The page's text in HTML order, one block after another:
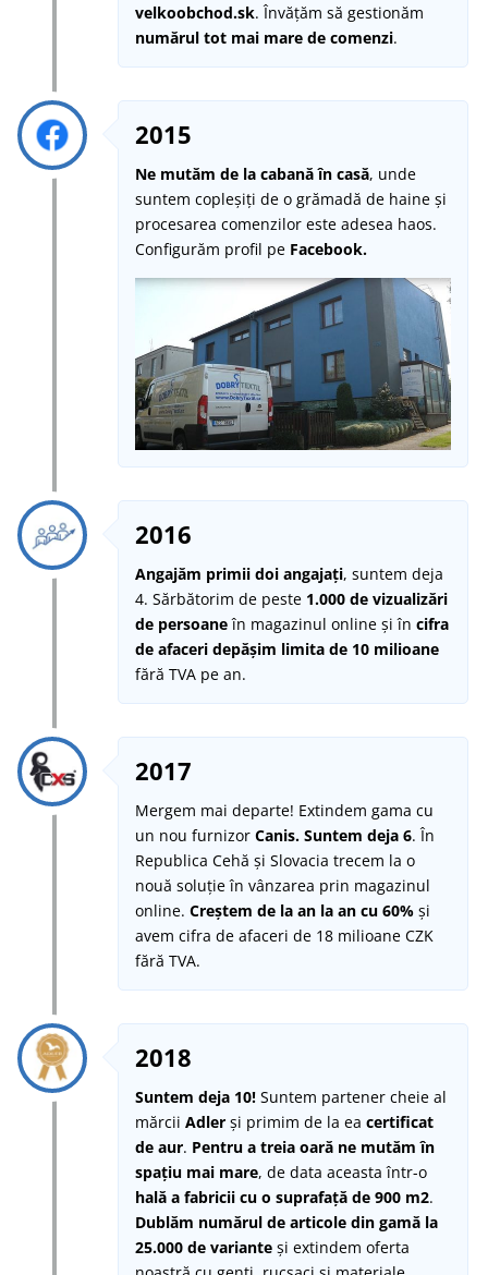
velkoobchod.sk. Învățăm să gestionăm
numărul tot mai mare de comenzi.
2015
Ne mutăm de la cabană în casă, unde
suntem copleșiți de o grămadă de haine și
procesarea comenzilor este adesea haos.
Configurăm profil pe Facebook.
2016
Angajăm primii doi angajați, suntem deja
4. Sărbătorim de peste 1.000 de vizualizări
de persoaneîn magazinul online și în cifra
de afaceri depășim limita de 10 milioane
fără TVA pe an.
2017
Mergem mai departe! Extindem gama cu
un nou furnizor Canis. Suntem deja 6. În
Republica Cehă și Slovacia trecem la o
nouă soluție în vânzarea prin magazinul
online. Creștem de la an la an cu 60% și
avem cifra de afaceri de 18 milioane CZK
fără TVA.
2018
Suntem deja 10! Suntem partener cheie al
mărcii Adler și primim de la ea certificat
de aur. Pentru a treia oară ne mutăm în
spațiu mai mare, de data aceasta într-o
hală a fabricii cu o suprafață de 900 m2.
Dublăm numărul de articole din gamă la
25.000 de variante și extindem oferta